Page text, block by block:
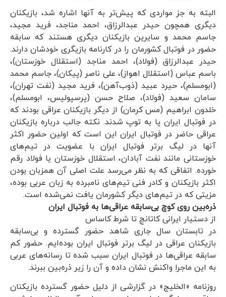
البته به جز مواردی که پیش‌تر به آنها اشاره شد، بازیکنان
دیگری همچون حیدر عبدالرزاق، احمد مناجد، فرید مجید،
جاسم محمد و سایرین بازیکنان دیگری هستند که سابقه
حضور در فوتبال کشورمان را در کارنامه بازیگری خودشان دارند.
حیدر عبدالرزاق (فولاد)، احمد مناجد (استقلال خوزستان)،
باسم عباس (استقلال اهواز)، علی ناصر (پیکان)، جاسم محمد
(ابومسلم)، حیرد عبید (ذوب‌آهن)، فرید مجید (نفت تهران)،
سامان سعید (فولاد)، صلاح حسن (پرسپولیس، ابومسلم)،
خلدون ابراهیم (مس کرمان) از دیگر بازیکنان عراقی بودند که
در فوتبال ایران پا به توپ شدند. نکته جالب درباره بازیکنان
عراقی حاضر در فوتبال ایران این است که اولین حضور اکثر
آنها در لیگ برتر فوتبال ایران با عضویت در تیم‌های
خوزستانی مانند نفت آبادان، استقلال خوزستان یا فولاد رقم
خورده. اتفاقی که به نظر می‌رسد علت اصلی آن همزبان بودن
اکثر بازیکنان و کادر فنی تیم‌های نامبرده به زبان عربی بوده،
مزیتی که در تیم‌های دیگر کشورمان یافت نمی‌شده است.
ذره‌بین روی کوچ بی‌سابقه عراقی‌ها به فوتبال ایران
از دستیار ایرانی کاتانچ تا شرط کاساس
در تابستان سال جاری شاهد حضور گسترده و بی‌سابقه
بازیکنان عراقی در لیگ برتر فوتبال ایران بوده‌ایم. حضور کم
سابقه عراقی‌ها در فوتبال ایران سبب شده تا رسانه‌های عربی
به این ماجرا واکنش نشان داده و آن را زیر ذره‌بین ببرند.
روزنامه «الخلیج» در گزارشی از دلیل حضور گسترده بازیکنان